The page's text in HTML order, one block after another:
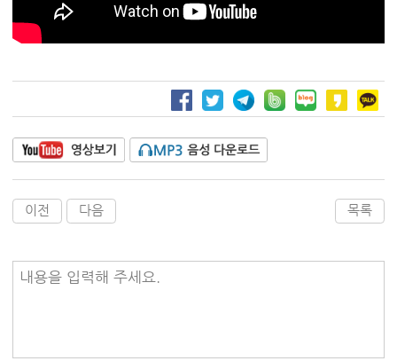
이전 다음 목록
내용을 입력해 주세요.